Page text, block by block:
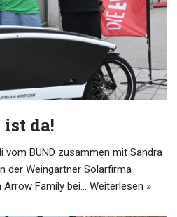
ist da!
vom BUND zusammen mit Sandra
der Weingartner Solarfirma
Arrow Family bei… Weiterlesen »